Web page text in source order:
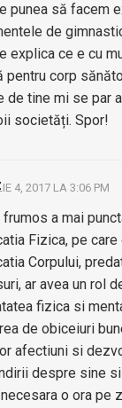
punea să facem
de
explica ce e cu
pentru corp
de tine mi se par
societăți. Spor!
4, 2017 LA 3:06 PM
frumos a mai
Fizica, pe
Corpului,
ar avea un rol
fizica si
de obiceiuri
afectiuni si
despre sine
o ora pe